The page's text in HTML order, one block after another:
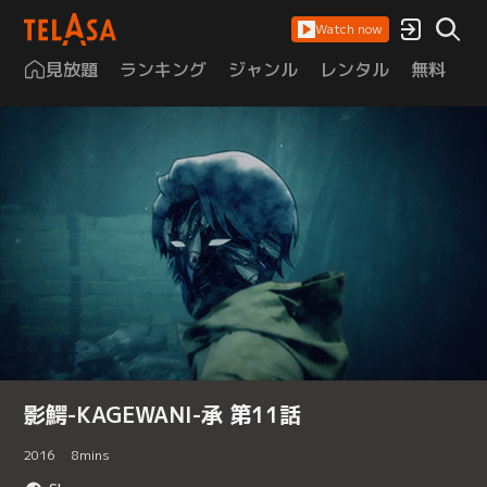
Watch now
見放題 ランキング ジャンル レンタル 無料
影鰐-KAGEWANI-承 第11話
2016 8mins